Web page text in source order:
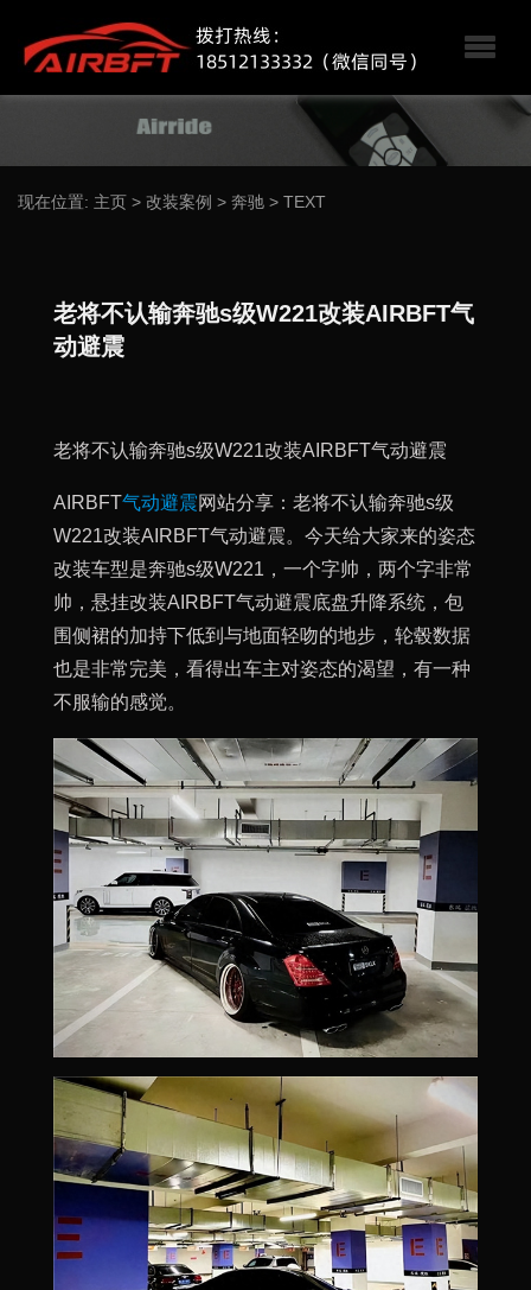
现在位置: 主页 > 改装案例 > 奔驰 > TEXT
老将不认输奔驰s级W221改装AIRBFT气
动避震
老将不认输奔驰s级W221改装AIRBFT气动避震
AIRBFT气动避震网站分享：老将不认输奔驰s级
W221改装AIRBFT气动避震。今天给大家来的姿态
改装车型是奔驰s级W221，一个字帅，两个字非常
帅，悬挂改装AIRBFT气动避震底盘升降系统，包
围侧裙的加持下低到与地面轻吻的地步，轮毂数据
也是非常完美，看得出车主对姿态的渴望，有一种
不服输的感觉。